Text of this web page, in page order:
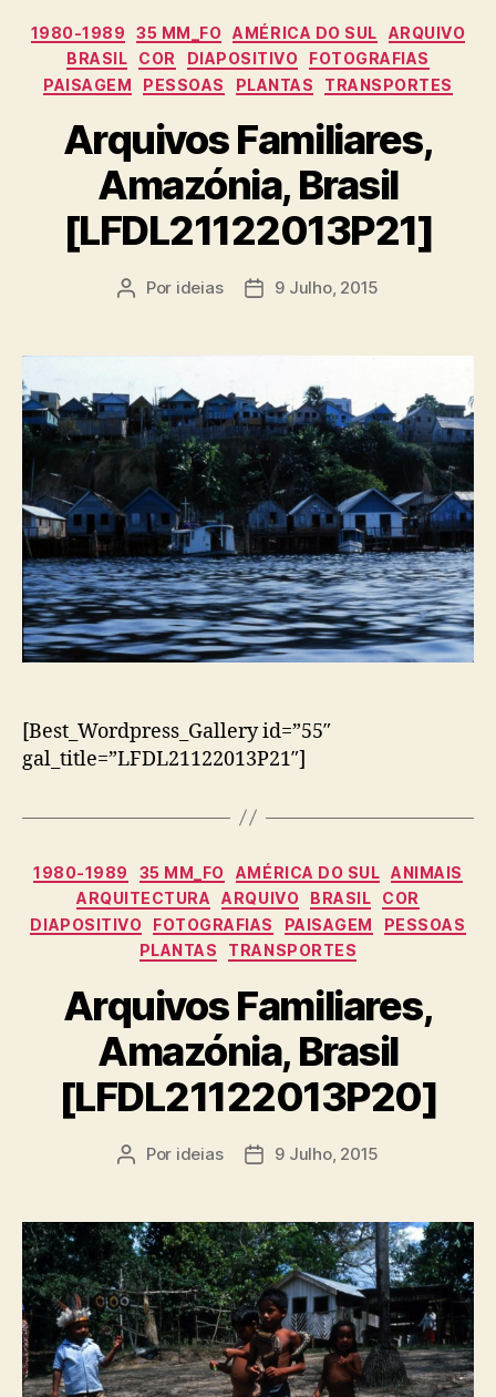
Categorias
1980-1989 35 MM_FO AMÉRICA DO SUL
ARQUIVO
BRASIL
COR DIAPOSITIVO
FOTOGRAFIAS
PAISAGEM
PESSOAS PLANTAS TRANSPORTES
Arquivos Familiares,
Amazónia, Brasil
[LFDL21122013P21]
Autor
Por ideias
Data9 Julho, 2015
[Best_Wordpress_Gallery id=”55″
gal_title=”LFDL21122013P21″]
Categorias
1980-1989 35 MM_FO AMÉRICA DO SUL ANIMAIS
ARQUITECTURA
ARQUIVO BRASIL
COR
DIAPOSITIVO
FOTOGRAFIAS PAISAGEM
PESSOAS
PLANTAS
TRANSPORTES
Arquivos Familiares,
Amazónia, Brasil
[LFDL21122013P20]
Autor
Por ideias
Data9 Julho, 2015